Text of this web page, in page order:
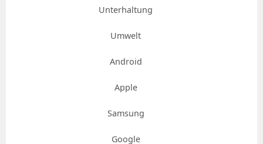
Unterhaltung
Umwelt
Android
Apple
Samsung
Google